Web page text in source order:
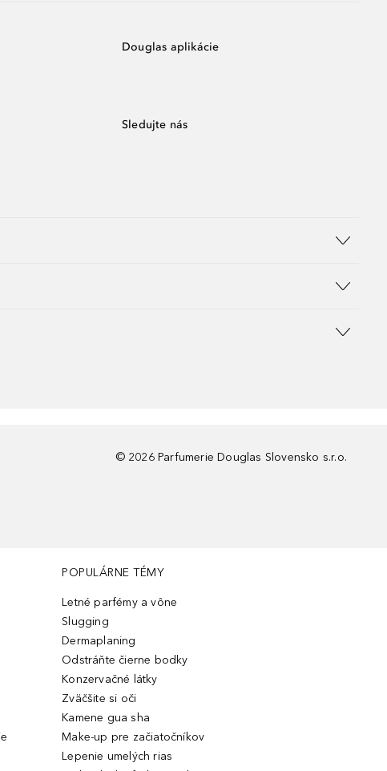
Douglas aplikácie
Sledujte nás
© 2026 Parfumerie Douglas Slovensko s.r.o.
POPULÁRNE TÉMY
Letné parfémy a vône
Slugging
Dermaplaning
Odstráňte čierne bodky
Konzervačné látky
Zväčšite si oči
Kamene gua sha
Make-up pre začiatočníkov
Lepenie umelých rias